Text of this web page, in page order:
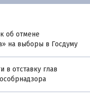
об отмене
на выборы в Госдуму
в отставку глав